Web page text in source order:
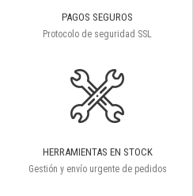
PAGOS SEGUROS
Protocolo de seguridad SSL
HERRAMIENTAS EN STOCK
Gestión y envío urgente de pedidos